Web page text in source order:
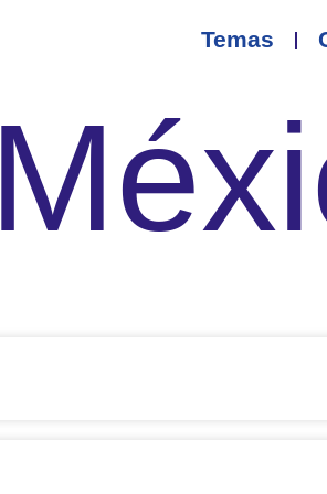
Temas